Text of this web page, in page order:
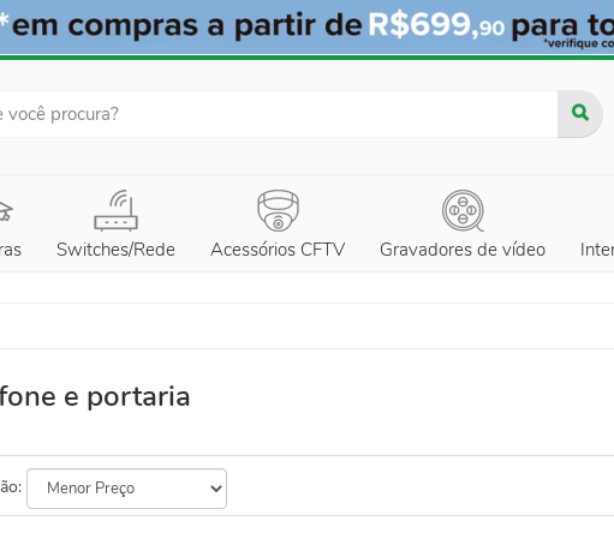
Switches/Rede Acessórios CFTV Gravadores de vídeo
e portaria